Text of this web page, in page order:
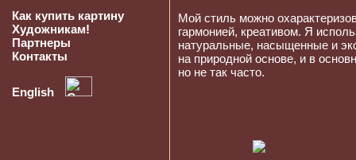
Как купить картину
Художникам!
Партнеры
Контакты
English
Мой стиль можно
гармонией, креативом. Я
натуральные, насыщенные и
на природной основе, и в
но не так часто.